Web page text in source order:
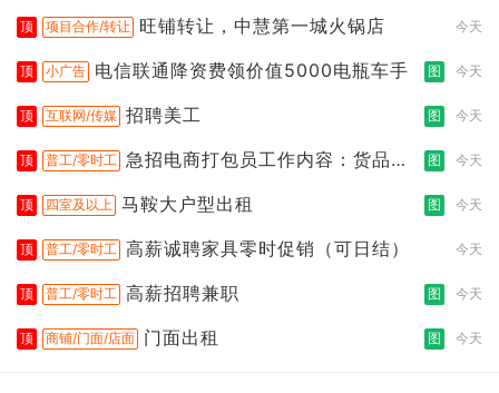
顶 项目合作/转让 旺铺转让，中慧第一城火锅店 今天
顶 小广告 电信联通降资费领价值5000电瓶车手 图 今天
顶 互联网/传媒 招聘美工 图 今天
顶 普工/零时工 急招电商打包员工作内容：货品分
图 今天
顶 四室及以上 马鞍大户型出租 图 今天
顶 普工/零时工 高薪诚聘家具零时促销（可日结） 今天
顶 普工/零时工 高薪招聘兼职 图 今天
顶 商铺/门面/店面 门面出租 图 今天